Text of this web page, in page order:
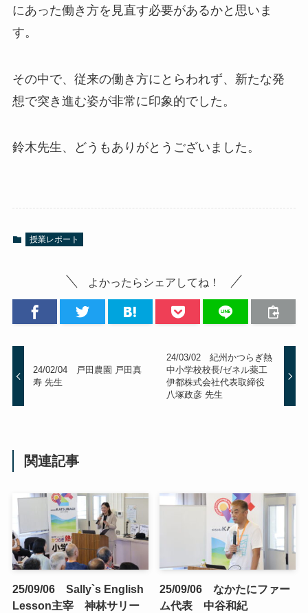
にあった働き方を見直す必要があるかと思いま
す。
その中で、従来の働き方にとらわれず、新たな発
想で突き進む姿が非常に印象的でした。
鈴木先生、どうもありがとうございました。
授業レポート
よかったらシェアしてね！
24/02/04 戸田農園 戸田真
寿 先生
24/03/02 紀州かつらぎ熱
中小学校校長/ゼネル薬工
伊都株式会社代表取締役
八塚政彦 先生
関連記事
25/09/06 Sally`s English
Lesson主宰 神林サリー
25/09/06 なかたにファー
ム代表 中谷和紀